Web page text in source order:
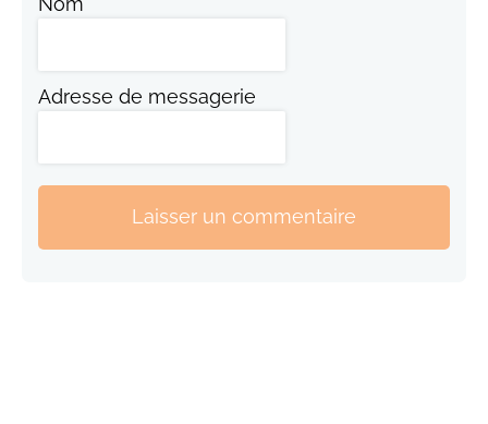
Adresse de messagerie
Laisser un commentaire